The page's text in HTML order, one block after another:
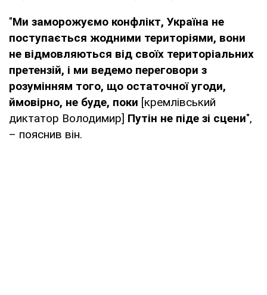
"Ми заморожуємо конфлікт, Україна не
поступається жодними територіями, вони
не відмовляються від своїх територіальних
претензій, і ми ведемо переговори з
розумінням того, що остаточної угоди,
ймовірно, не буде, поки [кремлівський
диктатор Володимир] Путін не піде зі сцени",
– пояснив він.